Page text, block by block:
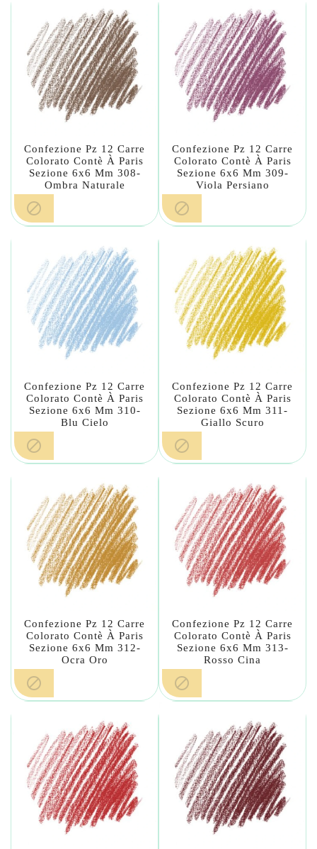
Confezione Pz 12 Carre
Colorato Contè À Paris
Sezione 6x6 Mm 308-
Ombra Naturale

Confezione Pz 12 Carre
Colorato Contè À Paris
Sezione 6x6 Mm 309-
Viola Persiano

Confezione Pz 12 Carre
Colorato Contè À Paris
Sezione 6x6 Mm 310-
Blu Cielo

Confezione Pz 12 Carre
Colorato Contè À Paris
Sezione 6x6 Mm 311-
Giallo Scuro

Confezione Pz 12 Carre
Colorato Contè À Paris
Sezione 6x6 Mm 312-
Ocra Oro

Confezione Pz 12 Carre
Colorato Contè À Paris
Sezione 6x6 Mm 313-
Rosso Cina
